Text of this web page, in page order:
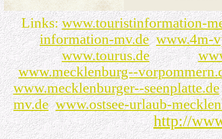
Links:www.touristinformation-
information-mv.de www.4m-
www.tourus.de
www.mecklenburg--
www.mecklenburger--seenplatte.de
mv.de www.ostsee-urlaub-
http://